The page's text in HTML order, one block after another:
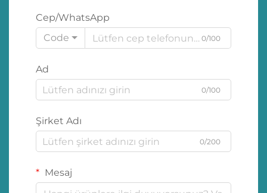
Cep/WhatsApp
Code
0/100
Ad
0/100
Şirket Adı
0/200
Mesaj